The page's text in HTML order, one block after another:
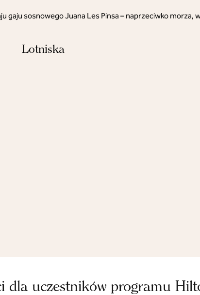
gaju sosnowego Juana Les Pinsa – naprzeciwko morza,
Lotniska
dla uczestników programu